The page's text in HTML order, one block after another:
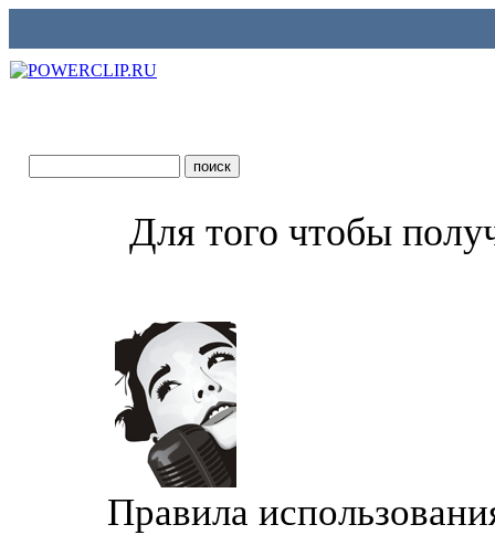
Для того чтобы
Правила